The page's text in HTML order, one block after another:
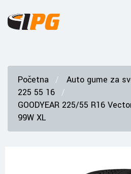
Početna
Auto gume za
225 55 16
GOODYEAR 225/55 R16
99W XL